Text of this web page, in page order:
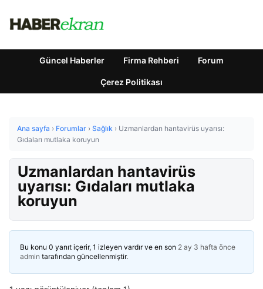
Güncel Haberler Firma Rehberi Forum
Çerez Politikası
Ana sayfa › Forumlar › Sağlık › Uzmanlardan hantavirüs uyarısı:
Gıdaları mutlaka koruyun
Uzmanlardan hantavirüs
uyarısı: Gıdaları mutlaka
koruyun
Bu konu 0 yanıt içerir, 1 izleyen vardır ve en son 2 ay 3 hafta önce
admin tarafından güncellenmiştir.